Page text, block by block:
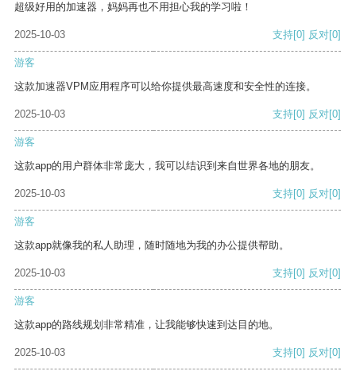
超级好用的加速器，妈妈再也不用担心我的学习啦！
2025-10-03 支持[0] 反对[0]
游客
这款加速器VPM应用程序可以给你提供最高速度和安全性的连接。
2025-10-03 支持[0] 反对[0]
游客
这款app的用户群体非常庞大，我可以结识到来自世界各地的朋友。
2025-10-03 支持[0] 反对[0]
游客
这款app就像我的私人助理，随时随地为我的办公提供帮助。
2025-10-03 支持[0] 反对[0]
游客
这款app的路线规划非常精准，让我能够快速到达目的地。
2025-10-03 支持[0] 反对[0]